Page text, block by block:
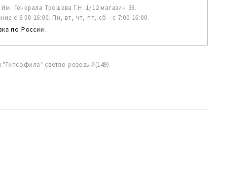
Генерала Трошева Г.Н. 1/12 магазин 38.
с 6:00-16:00. Пн, вт, чт, пт, сб - с 7:00-16:00.
по России.
светло-розовый(149)